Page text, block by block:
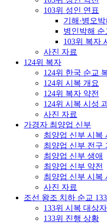
103위 성인 연표
기해·병오
병인박해 순
103위 복자
사진 자료
124위 복자
124위 한국 순교
124위 시복 개요
124위 복자 약전
124위 시복 시성
사진 자료
가경자 최양업 신부
최양업 신부 시복
최양업 신부 전구
최양업 신부 생애
최양업 신부 약전
최양업 신부 시복
사진 자료
조선 왕조 치하 순교 133
133위 시복 대상
133위 진행 상황